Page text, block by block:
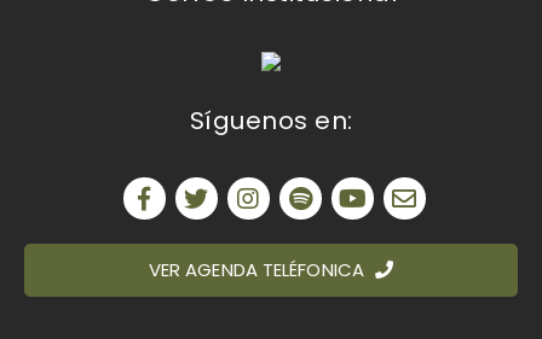
Síguenos en:
VER AGENDA TELÉFONICA